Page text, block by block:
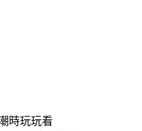
時玩玩看